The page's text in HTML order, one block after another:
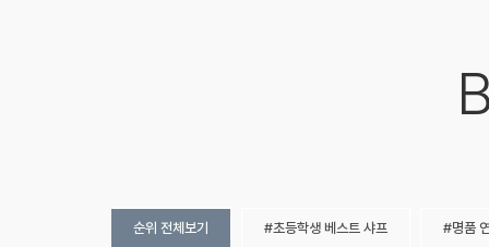
순위 전체보기 초등학생 베스트 샤프 명품